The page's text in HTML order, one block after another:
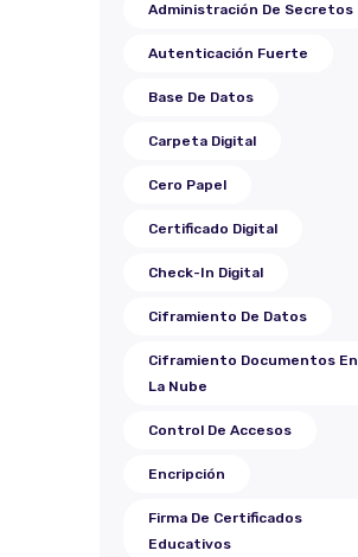
Administración De Secretos
Autenticación Fuerte
Base De Datos
Carpeta Digital
Cero Papel
Certificado Digital
Check-In Digital
Ciframiento De Datos
Ciframiento Documentos En
La Nube
Control De Accesos
Encripción
Firma De Certificados
Educativos